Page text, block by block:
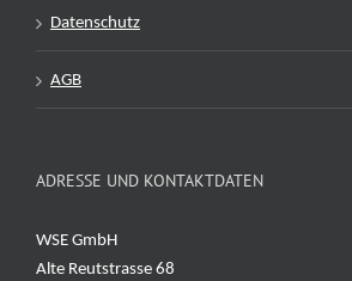
Datenschutz
AGB
ADRESSE UND KONTAKTDATEN
WSE GmbH
Alte Reutstrasse 68